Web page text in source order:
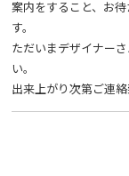
案内をすること、お
す。
ただいまデザイナー
い。
出来上がり次第ご連